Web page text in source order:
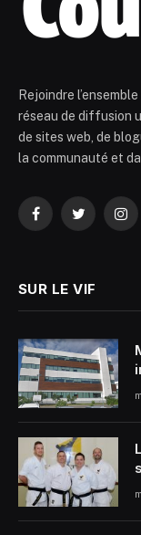
Rejoindre
réseau de diffusion
de sites web, de
la communauté et
FacebookTwitter
SUR LE VIF